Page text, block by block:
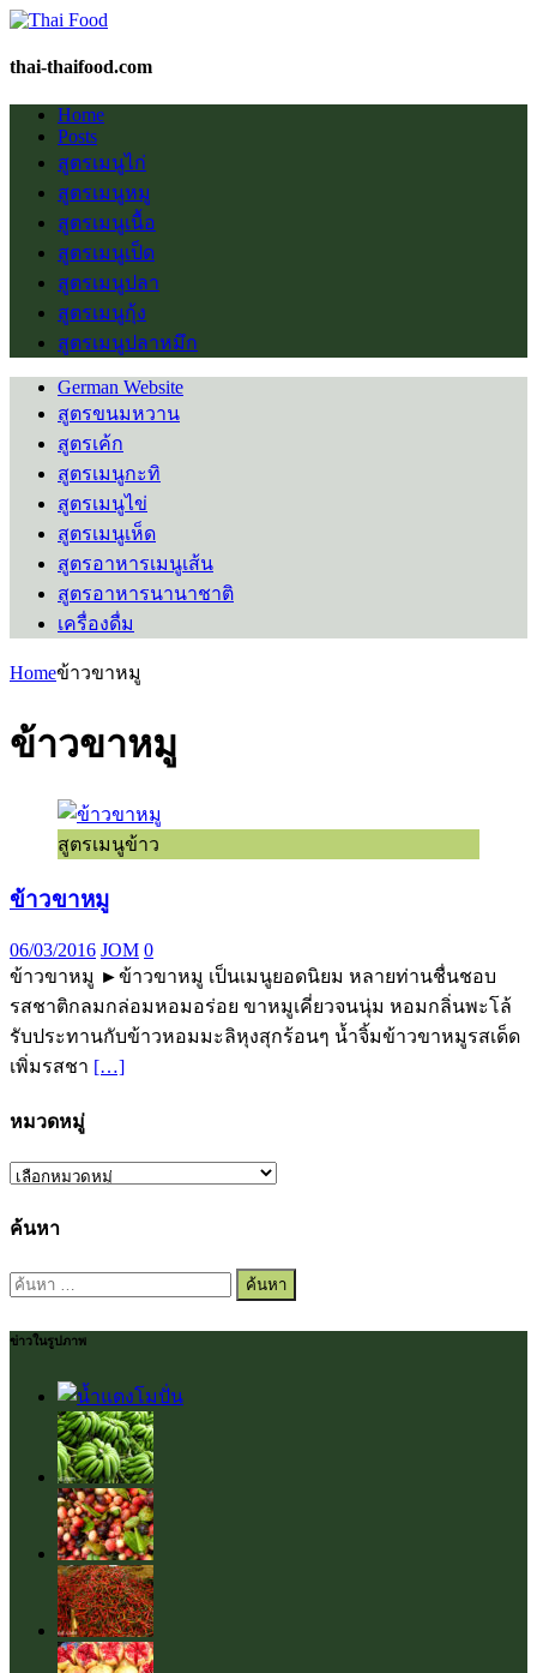
thai-thaifood.com
Home
Posts
สูตรเมนูไก่
สูตรเมนูหมู
สูตรเมนูเนื้อ
สูตรเมนูเป็ด
สูตรเมนูปลา
สูตรเมนูกุ้ง
สูตรเมนูปลาหมึก
German Website
สูตรขนมหวาน
สูตรเค้ก
สูตรเมนูกะทิ
สูตรเมนูไข่
สูตรเมนูเห็ด
สูตรอาหารเมนูเส้น
สูตรอาหารนานาชาติ
เครื่องดื่ม
Homeข้าวขาหมู
ข้าวขาหมู
สูตรเมนูข้าว
ข้าวขาหมู
06/03/2016 JOM 0
ข้าวขาหมู ►ข้าวขาหมู เป็นเมนูยอดนิยม หลายท่านชื่นชอบ
รสชาติกลมกล่อมหอมอร่อย ขาหมูเคี่ยวจนนุ่ม หอมกลิ่นพะโล้
รับประทานกับข้าวหอมมะลิหุงสุกร้อนๆ น้ำจิ้มข้าวขาหมูรสเด็ด
เพิ่มรสชา […]
หมวดหมู่
หมวด
ค้นหา
ค้นหา
ข่าวในรูปภาพ